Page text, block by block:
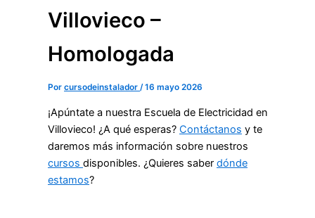
Villovieco –
Homologada
Por cursodeinstalador /16 mayo 2026
¡Apúntate a nuestra Escuela de Electricidad en
Villovieco! ¿A qué esperas? Contáctanos y te
daremos más información sobre nuestros
cursos disponibles. ¿Quieres saber dónde
estamos?